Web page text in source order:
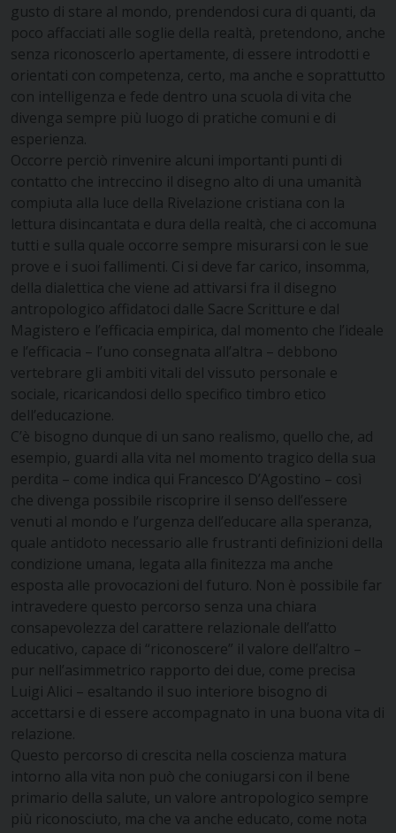
gusto di stare al mondo, prendendosi cura di quanti, da
poco affacciati alle soglie della realtà, pretendono, anche
senza riconoscerlo apertamente, di essere introdotti e
orientati con competenza, certo, ma anche e soprattutto
con intelligenza e fede dentro una scuola di vita che
divenga sempre più luogo di pratiche comuni e di
esperienza.
Occorre perciò rinvenire alcuni importanti punti di
contatto che intreccino il disegno alto di una umanità
compiuta alla luce della Rivelazione cristiana con la
lettura disincantata e dura della realtà, che ci accomuna
tutti e sulla quale occorre sempre misurarsi con le sue
prove e i suoi fallimenti. Ci si deve far carico, insomma,
della dialettica che viene ad attivarsi fra il disegno
antropologico affidatoci dalle Sacre Scritture e dal
Magistero e l’efficacia empirica, dal momento che l’ideale
e l’efficacia – l’uno consegnata all’altra – debbono
vertebrare gli ambiti vitali del vissuto personale e
sociale, ricaricandosi dello specifico timbro etico
dell’educazione.
C’è bisogno dunque di un sano realismo, quello che, ad
esempio, guardi alla vita nel momento tragico della sua
perdita – come indica qui Francesco D’Agostino – così
che divenga possibile riscoprire il senso dell’essere
venuti al mondo e l’urgenza dell’educare alla speranza,
quale antidoto necessario alle frustranti definizioni della
condizione umana, legata alla finitezza ma anche
esposta alle provocazioni del futuro. Non è possibile far
intravedere questo percorso senza una chiara
consapevolezza del carattere relazionale dell’atto
educativo, capace di “riconoscere” il valore dell’altro –
pur nell’asimmetrico rapporto dei due, come precisa
Luigi Alici – esaltando il suo interiore bisogno di
accettarsi e di essere accompagnato in una buona vita di
relazione.
Questo percorso di crescita nella coscienza matura
intorno alla vita non può che coniugarsi con il bene
primario della salute, un valore antropologico sempre
più riconosciuto, ma che va anche educato, come nota